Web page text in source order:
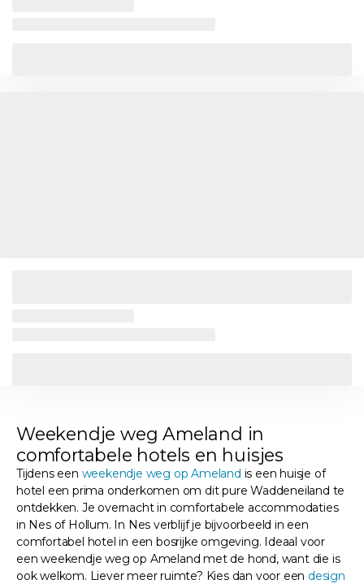
Weekendje weg Ameland in
comfortabele hotels en huisjes
Tijdens een weekendje weg op Ameland is een huisje of
hotel een prima onderkomen om dit pure Waddeneiland te
ontdekken. Je overnacht in comfortabele accommodaties
in Nes of Hollum. In Nes verblijf je bijvoorbeeld in een
comfortabel hotel in een bosrijke omgeving. Ideaal voor
een weekendje weg op Ameland met de hond, want die is
ook welkom. Liever meer ruimte? Kies dan voor een design